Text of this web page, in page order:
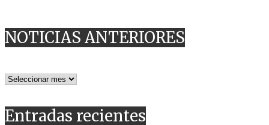
NOTICIAS ANTERIORES
NOTICIAS
Entradas recientes